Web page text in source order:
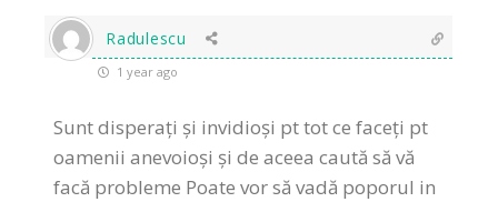
Radulescu
1 year ago
Sunt disperați și invidioși pt tot ce faceți pt
oamenii anevoioși și de aceea caută să vă
facă probleme Poate vor să vadă poporul in